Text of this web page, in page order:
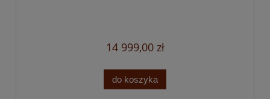
14 999,00 zł
do koszyka